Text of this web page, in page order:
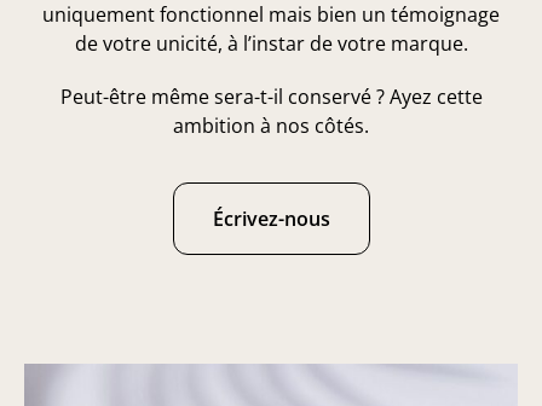
uniquement fonctionnel mais bien un témoignage
de votre unicité, à l’instar de votre marque.
Peut-être même sera-t-il conservé ? Ayez cette
ambition à nos côtés.
Écrivez-nous